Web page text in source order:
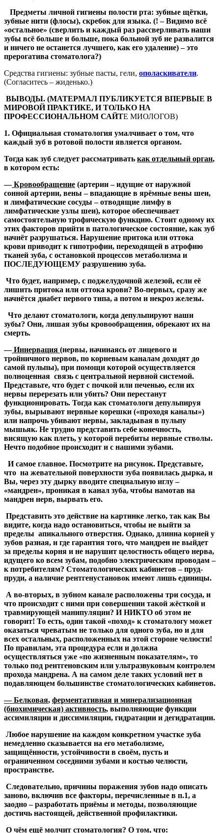
Предметы личной гигиены полости рта: зубные щётки,
зубные нити (флосы), скребок для языка. (! – Видимо всё
«остальное» (сверлить и каждый раз рассверливать наши
зубы всё больше и больше, пока больной зуб не развалится
и ничего не останется лучшего, как его удаление) – это
прерогатива стоматолога?)
Средства гигиены: зубные пасты, гели, ополаскиватели.
(Согласитесь – жиденько.)
ВЫВОДЫ. (МАТЕРМАЛ ПУБЛИКУЕТСЯ ВПЕРВЫЕ В
МИРОВОЙ ПРАКТИКЕ, И ТОЛЬКО НА
ПРОФЕССИОНАЛЬНОМ САЙТЕ МИОЛОГОВ)
1. Официальная стоматология умалчивает о том, что
каждый зуб в ротовой полости является органом.
Тогда как зуб следует рассматривать как отдельный орган,
в котором есть:
—Кровообращение (артерии – идущие от наружной
сонной артерии, вены – впадающие в ярёмные вены шеи,
и лимфатические сосуды – отводящие лимфу в
лимфатические узлы шеи), которое обеспечивает
самостоятельную трофическую функцию. Стоит одному их
этих факторов прийти в патологическое состояние, как зуб
начнёт разрушаться. Нарушение притока или оттока
крови приводит к гипотрофии, переходящей в атрофию
тканей зуба, с остановкой процессов метаболизма и
ПОСЛЕДУЮЩЕМУ разрушению зуба.
Что будет, например, с поджелудочной железой, если её
лишить притока или оттока крови? Во-первых, сразу же
начнётся диабет первого типа, а потом и некроз железы.
Что делают стоматологи, когда депульпируют наши
зубы? Они, лишая зубы кровообращения, обрекают их на
смерть.
—Иннервация (нервы, начинаясь от лицевого и
тройничного нервов, по корневым каналам доходят до
самой пульпы), при помощи которой осуществляется
полноценная связь с центральной нервной системой.
Представьте, что будет с почкой или печенью, если их
нервы перерезать или убить? Они перестанут
функционировать. Тогда как стоматологи депульпируя
зубы, вырывают нервные корешки («проходя каналы»)
или напрочь убивают нервы, закладывая в пульпу
мышьяк. Не трудно представить себе конечность,
висящую как плеть, у которой перебиты нервные стволы.
Нечто подобное происходит и с нашими зубами.
И самое главное. Посмотрите на рисунок. Представьте,
что на жевательной поверхности зуба появилась дырка, и
Вы, через эту дырку вводите специальную иглу –
«мандрен», проникая в канал зуба, чтобы намотав на
мандрен нерв, вырвать его.
Представить это действие на картинке легко, так как Вы
видите, когда надо остановиться, чтобы не выйти за
пределы апикального отверстия. Однако, длинна корней у
зубов разная, и где гарантия того, что мандрен не выйдет
за пределы корня и не нарушит целостность общего нерва,
идущего ко всем зубам, подобно электрическим проводам –
к потребителям? Стоматологических кабинетов – пруд-
пруди, а наличие рентгенустановок имеют лишь единицы.
А во-вторых, в зубном канале расположены три сосуда, и
что происходит с ними при совершении такой жёсткой и
травмирующей манипуляции? И НИКТО об этом не
говорит! То есть, один такой «поход» к стоматологу может
оказаться чреватым не только для одного зуба, но и для
всех остальных, расположенных на этой стороне челюсти!
По правилам, эта процедура если и должна
осуществляться уже «по жизненным показателям», то
только под рентгеновским или ультразвуковым контролем
прохода мандрена. А на самом деле таких условий нет в
подавляющем большинстве стоматологических кабинетов.
— Белковая, ферментативная и минерализационная
(биохимическая) активность, выполняющие функции
ассимиляции и диссимиляции, гидратации и дегидратации.
Любое нарушение на каждом конкретном участке зуба
немедленно сказывается на его метаболизме,
защищённости, устойчивости в своём, пусть и
ограниченном соседними зубами и костью челюсти,
пространстве.
Следовательно, причины поражения зубов надо описать
заново, включив все факторы, перечисленные в п.1, а
заодно – разработать приёмы и методы, позволяющие
достичь настоящей, действенной профилактики.
О чём ещё молчит стоматология? О том, что: